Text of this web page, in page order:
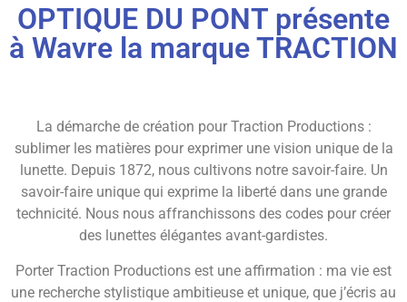
OPTIQUE DU PONT présente
à Wavre la marque TRACTION
La démarche de création pour Traction Productions :
sublimer les matières pour exprimer une vision unique de la
lunette. Depuis 1872, nous cultivons notre savoir-faire. Un
savoir-faire unique qui exprime la liberté dans une grande
technicité. Nous nous affranchissons des codes pour créer
des lunettes élégantes avant-gardistes.
Porter Traction Productions est une affirmation : ma vie est
une recherche stylistique ambitieuse et unique, que j’écris au